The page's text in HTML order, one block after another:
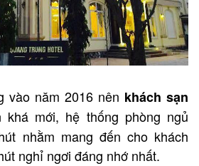
vào năm 2016 nên khách sạn
khá mới, hệ thống phòng ngủ
nhằm mang đến cho khách
nghỉ ngơi đáng nhớ nhất.